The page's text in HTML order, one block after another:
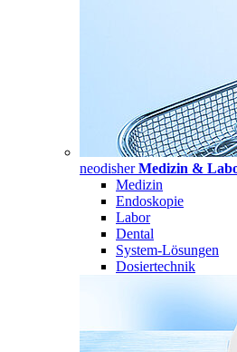
neodisherMedizin &
Medizin
Endoskopie
Labor
Dental
System-Lösungen
Dosiertechnik